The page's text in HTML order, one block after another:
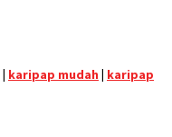
| karipap mudah | karipap